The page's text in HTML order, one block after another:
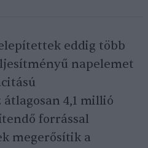
eddig több
napelemet
4,1 millió
forrással
megerősítik a